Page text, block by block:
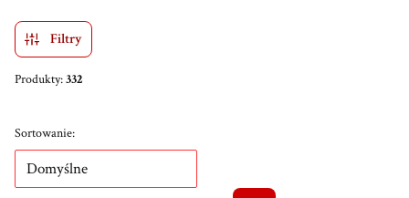
Filtry
Produkty:332
Lista produktów
Sortowanie:
Domyślne